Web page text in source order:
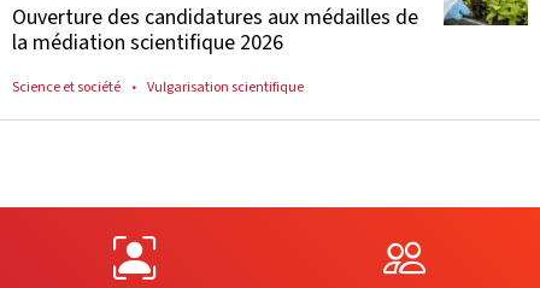
Ouverture des candidatures aux médailles de
la médiation scientifique 2026
Science et société Vulgarisation scientifique